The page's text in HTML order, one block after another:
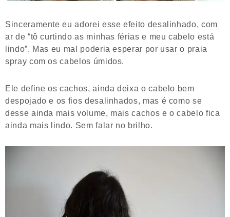
Sinceramente eu adorei esse efeito desalinhado, com
ar de “tô curtindo as minhas férias e meu cabelo está
lindo”. Mas eu mal poderia esperar por usar o praia
spray com os cabelos úmidos.
Ele define os cachos, ainda deixa o cabelo bem
despojado e os fios desalinhados, mas é como se
desse ainda mais volume, mais cachos e o cabelo fica
ainda mais lindo. Sem falar no brilho.